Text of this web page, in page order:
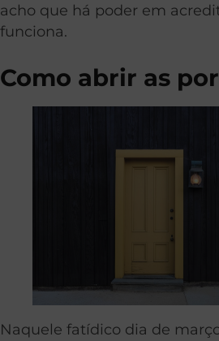
acho que há poder em
funciona.
Como abrir as
Naquele fatídico dia de